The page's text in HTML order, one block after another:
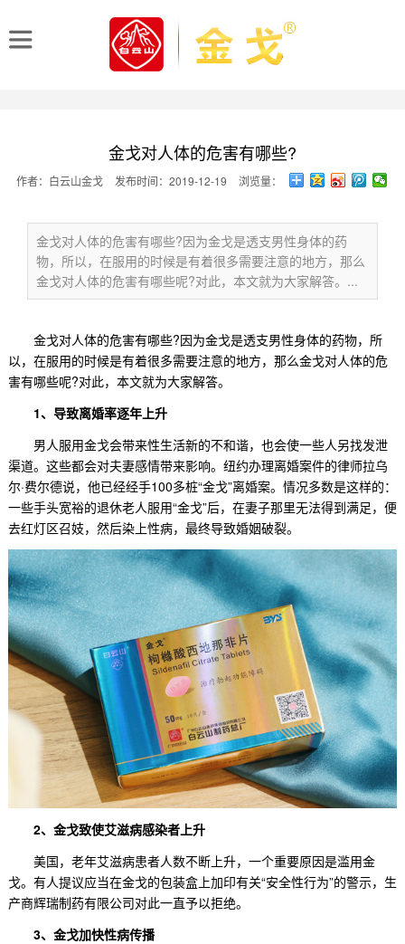
金戈对人体的危害有哪些?
作者：白云山金戈 发布时间：2019-12-19 浏览量：
金戈对人体的危害有哪些?因为金戈是透支男性身体的药
物，所以，在服用的时候是有着很多需要注意的地方，那么
金戈对人体的危害有哪些呢?对此，本文就为大家解答。...
金戈对人体的危害有哪些?因为金戈是透支男性身体的药物，所
以，在服用的时候是有着很多需要注意的地方，那么金戈对人体的危
害有哪些呢?对此，本文就为大家解答。
1、导致离婚率逐年上升
男人服用金戈会带来性生活新的不和谐，也会使一些人另找发泄
渠道。这些都会对夫妻感情带来影响。纽约办理离婚案件的律师拉乌
尔·费尔德说，他已经经手100多桩“金戈”离婚案。情况多数是这样的：
一些手头宽裕的退休老人服用“金戈”后，在妻子那里无法得到满足，便
去红灯区召妓，然后染上性病，最终导致婚姻破裂。
2、 金戈致使艾滋病感染者上升
美国，老年艾滋病患者人数不断上升，一个重要原因是滥用金
戈。有人提议应当在金戈的包装盒上加印有关“安全性行为”的警示，生
产商辉瑞制药有限公司对此一直予以拒绝。
3、金戈加快性病传播